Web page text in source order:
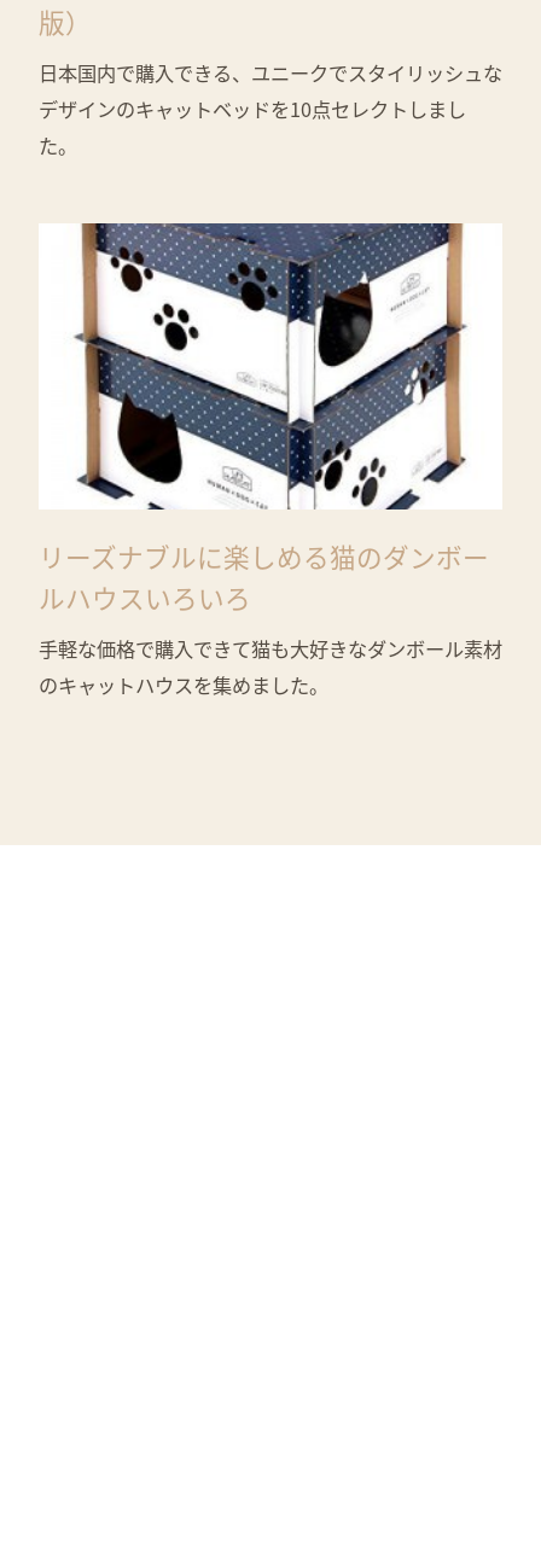
版）
日本国内で購入できる、ユニークでスタイリッシュな
デザインのキャットベッドを10点セレクトしまし
た。
リーズナブルに楽しめる猫のダンボー
ルハウスいろいろ
手軽な価格で購入できて猫も大好きなダンボール素材
のキャットハウスを集めました。